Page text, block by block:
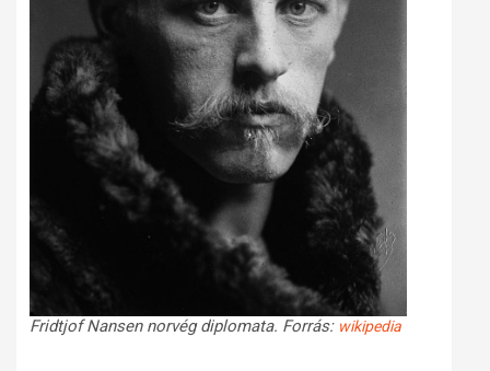
Fridtjof Nansen norvég diplomata. Forrás: wikipedia